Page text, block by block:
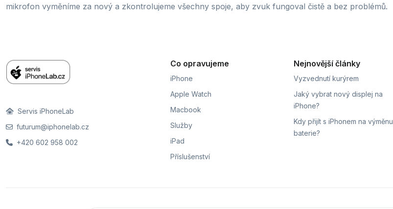
mikrofon vyměníme za nový a zkontrolujeme všechny spoje, aby zvuk fungoval čistě a bez problémů.
Servis iPhoneLab
futurum@iphonelab.cz
+420 602 958 002
Co opravujeme
iPhone
Apple Watch
Macbook
Služby
iPad
Příslušenství
Nejnovější články
Vyzvednutí kurýrem
Jaký vybrat nový displej na
iPhone?
Kdy přijít s iPhonem na výměnu
baterie?